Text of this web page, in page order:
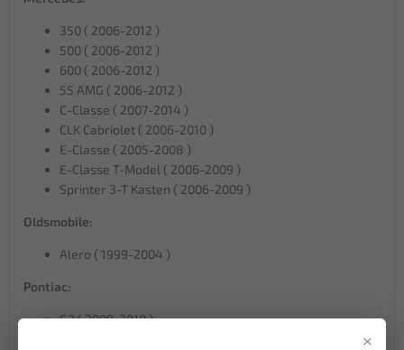
×
350 ( 2006-2012 )
500 ( 2006-2012 )
600 ( 2006-2012 )
55 AMG ( 2006-2012 )
C-Classe ( 2007-2014 )
CLK Cabriolet ( 2006-2010 )
E-Classe ( 2005-2008 )
E-Classe T-Model ( 2006-2009 )
Sprinter 3-T Kasten ( 2006-2009 )
Oldsmobile:
Alero ( 1999-2004 )
Pontiac:
G3 ( 2009-2010 )